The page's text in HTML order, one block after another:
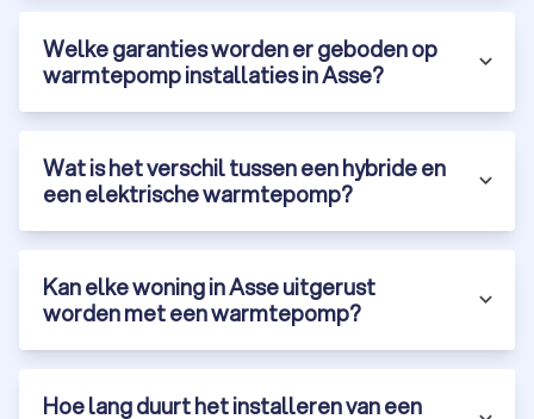
Welke garanties worden er geboden op
warmtepomp installaties in Asse?
Wat is het verschil tussen een hybride en
een elektrische warmtepomp?
Kan elke woning in Asse uitgerust
worden met een warmtepomp?
Hoe lang duurt het installeren van een